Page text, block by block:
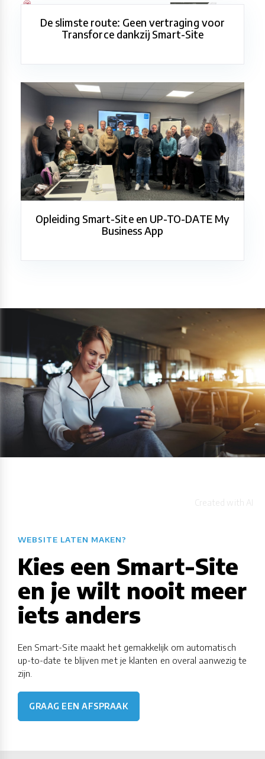
De slimste route: Geen vertraging voor
Transforce dankzij Smart-Site
Opleiding Smart-Site en UP-TO-DATE My
Business App
WEBSITE LATEN MAKEN?
Kies een Smart-Site
en je wilt nooit meer
iets anders
Een Smart-Site maakt het gemakkelijk om automatisch
up-to-date te blijven met je klanten en overal aanwezig te
zijn.
GRAAG EEN AFSPRAAK